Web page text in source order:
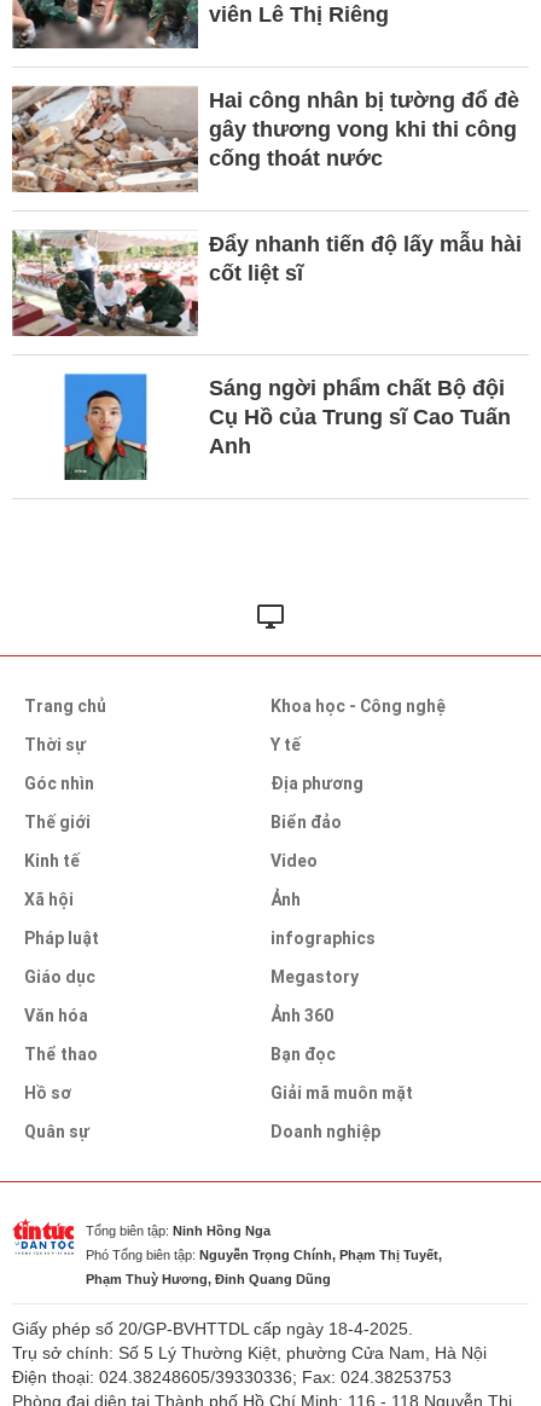
viên Lê Thị Riêng
Hai công nhân bị tường đổ đè
gây thương vong khi thi công
cống thoát nước
Đẩy nhanh tiến độ lấy mẫu hài
cốt liệt sĩ
Sáng ngời phẩm chất Bộ đội
Cụ Hồ của Trung sĩ Cao Tuấn
Anh
Trang chủ
Thời sự
Góc nhìn
Thế giới
Kinh tế
Xã hội
Pháp luật
Giáo dục
Văn hóa
Thể thao
Hồ sơ
Quân sự
Khoa học - Công nghệ
Y tế
Địa phương
Biển đảo
Video
Ảnh
infographics
Megastory
Ảnh 360
Bạn đọc
Giải mã muôn mặt
Doanh nghiệp
Tổng biên tập: Ninh Hồng Nga
Phó Tổng biên tập: Nguyễn Trọng Chính, Phạm Thị Tuyết,
Phạm Thuỳ Hương, Đinh Quang Dũng
Giấy phép số 20/GP-BVHTTDL cấp ngày 18-4-2025.
Trụ sở chính: Số 5 Lý Thường Kiệt, phường Cửa Nam, Hà Nội
Điện thoại: 024.38248605/39330336; Fax: 024.38253753
Phòng đại diện tại Thành phố Hồ Chí Minh: 116 - 118 Nguyễn Thị